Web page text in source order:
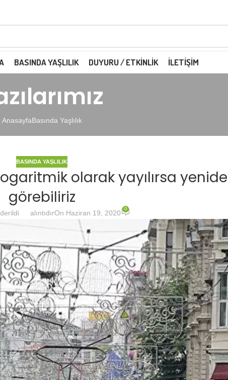
BASINDA YAŞLILIK DUYURU / ETKINLIK İLETIŞIM
AnasayfaBasında Yaşlılık
BASINDA YAŞLILIK
olarak yayılırsa
görebiliriz
alıntıdırOn Haziran 19, 2020 0